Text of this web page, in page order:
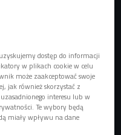
młodych Polaków?
dostęp do informacji
w plikach cookie w celu
może zaakceptować swoje
jak również skorzystać z
interesu lub w
Te wybory będą
miały wpływu na dane